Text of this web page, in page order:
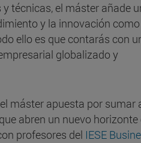
técnicas, el máster añade
y la innovación como
ello es que contarás con
globalizado y
máster apuesta por sumar
que abren un nuevo horizonte
profesores del IESE